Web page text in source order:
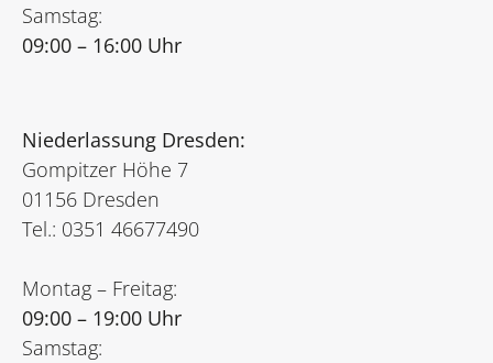
Samstag:
09:00 – 16:00 Uhr
Niederlassung Dresden:
Gompitzer Höhe 7
01156 Dresden
Tel.: 0351 46677490
Montag – Freitag:
09:00 – 19:00 Uhr
Samstag: